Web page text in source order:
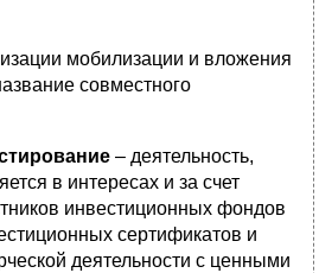
мобилизации и вложения
совместного
– деятельность,
в интересах и за счет
инвестиционных фондов
сертификатов и
деятельности с ценными